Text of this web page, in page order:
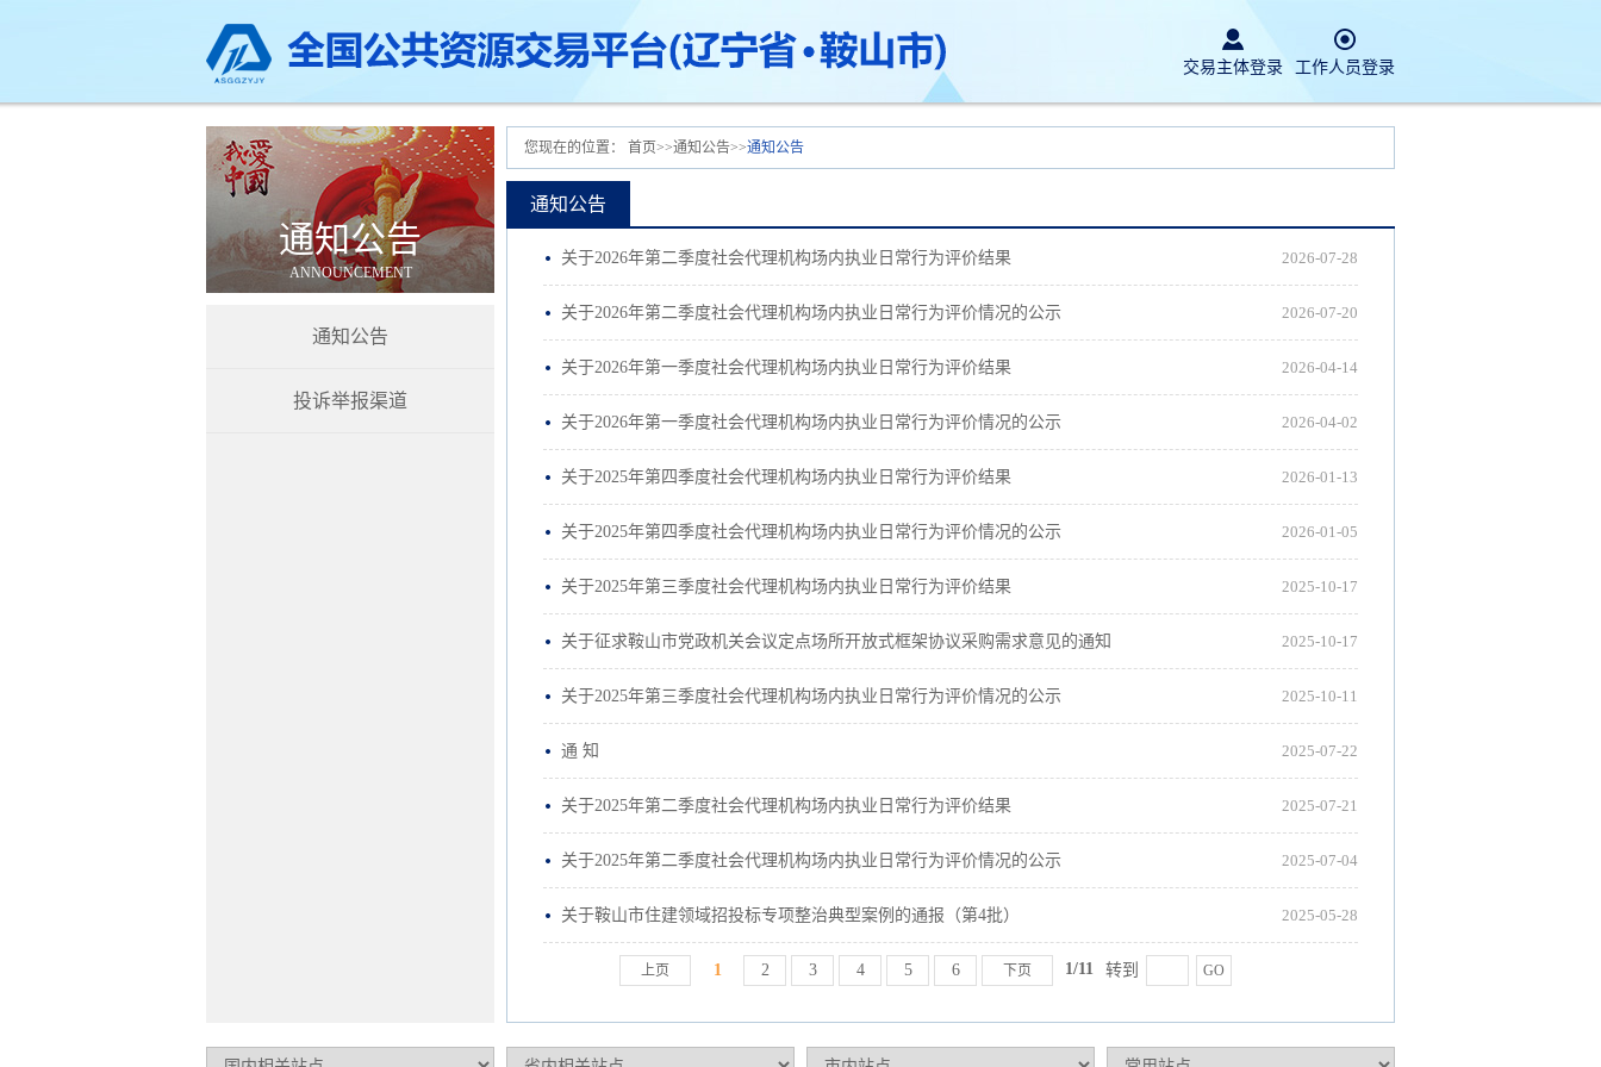
交易主体登录 工作人员登录
通知公告
ANNOUNCEMENT
通知公告
投诉举报渠道
您现在的位置： 首页>>通知公告>>通知公告
通知公告
关于2026年第二季度社会代理机构场内执业日常行为评价结果 2026-07-28
关于2026年第二季度社会代理机构场内执业日常行为评价情况的公示 2026-07-20
关于2026年第一季度社会代理机构场内执业日常行为评价结果 2026-04-14
关于2026年第一季度社会代理机构场内执业日常行为评价情况的公示 2026-04-02
关于2025年第四季度社会代理机构场内执业日常行为评价结果 2026-01-13
关于2025年第四季度社会代理机构场内执业日常行为评价情况的公示 2026-01-05
关于2025年第三季度社会代理机构场内执业日常行为评价结果 2025-10-17
关于征求鞍山市党政机关会议定点场所开放式框架协议采购需求意见的通知 2025-10-17
关于2025年第三季度社会代理机构场内执业日常行为评价情况的公示 2025-10-11
通 知 2025-07-22
关于2025年第二季度社会代理机构场内执业日常行为评价结果 2025-07-21
关于2025年第二季度社会代理机构场内执业日常行为评价情况的公示 2025-07-04
关于鞍山市住建领域招投标专项整治典型案例的通报（第4批） 2025-05-28
上页 1 2 3 4 5 6 下页 1/11 转到 GO